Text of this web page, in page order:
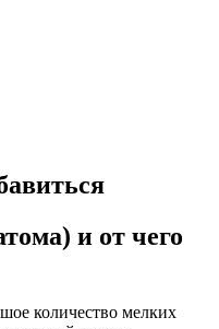
и от чего
количество мелких